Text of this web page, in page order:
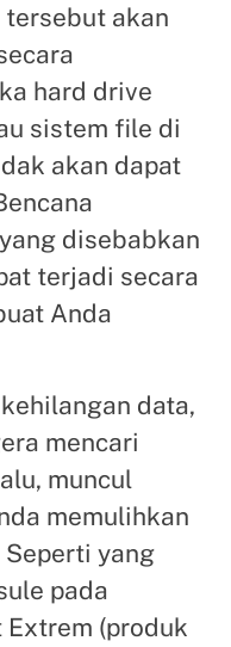
tersebut akan
hard drive
sistem file di
akan dapat
disebabkan
terjadi secara
Anda
data,
mencari
muncul
memulihkan
Seperti yang
pada
(produk